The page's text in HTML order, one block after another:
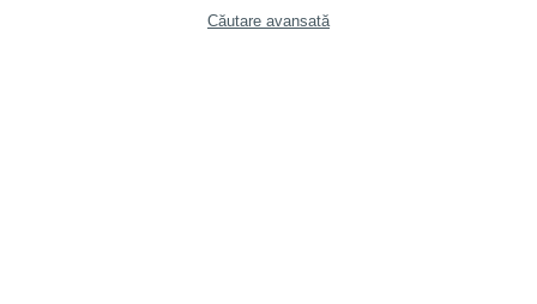
Căutare avansată